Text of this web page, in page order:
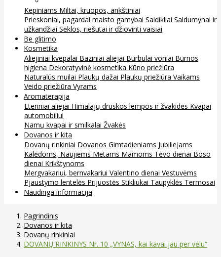
Kepiniams Miltai, kruopos, ankštiniai
Prieskoniai, pagardai maisto gamybai Saldikliai Saldumynai ir
užkandžiai Sėklos, riešutai ir džiovinti vaisiai
Be glitimo
Kosmetika
Aliejiniai kvepalai Baziniai aliejai Burbulai voniai Burnos
higiena Dekoratyvinė kosmetika Kūno priežiūra
Naturalūs muilai Plaukų dažai Plaukų priežiūra Vaikams
Veido priežiūra Vyrams
Aromaterapija
Eteriniai aliejai Himalajų druskos lempos ir žvakidės Kvapai
automobiliui
Namų kvapai ir smilkalai Žvakės
Dovanos ir kita
Dovanų rinkiniai Dovanos Gimtadieniams Jubiliejams
Kalėdoms, Naujiems Metams Mamoms Tėvo dienai Boso
dienai Krikštynoms
Mergvakariui, bernvakariui Valentino dienai Vestuvėms
Pjaustymo lentelės Prijuostės Stikliukai Taupyklės Termosai
Naudinga informacija
Pagrindinis
Dovanos ir kita
Dovanų rinkiniai
DOVANŲ RINKINYS Nr. 10 „VYNAS, kai kavai jau per vėlu“